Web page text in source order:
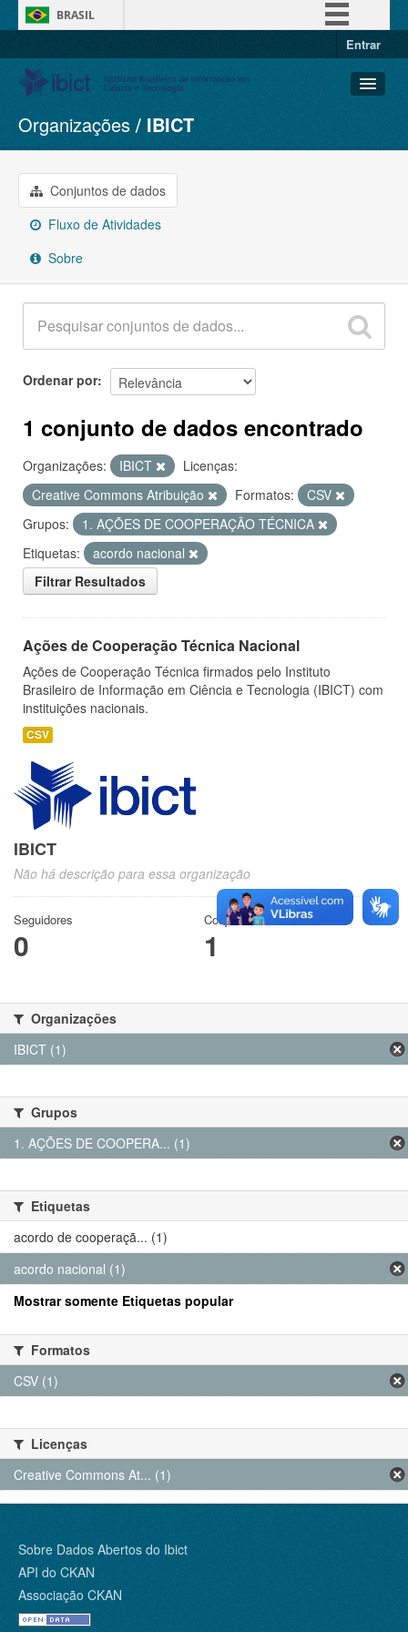
BRASIL
Entrar
Conjuntos de dados
Organizações
Grupos
Sobre
Organizações IBICT
Conjuntos de dados
Fluxo de Atividades
Sobre
Ordenar por
1 conjunto de dados encontrado
Organizações: IBICT
Licenças:
Creative Commons Atribuição
Formatos:
CSV
Grupos:
1. AÇÕES DE COOPERAÇÃO TÉCNICA
Etiquetas:
acordo nacional
Filtrar Resultados
Ações de Cooperação Técnica Nacional
Ações de Cooperação Técnica firmados pelo Instituto
Brasileiro de Informação em Ciência e Tecnologia (IBICT) com
instituições nacionais.
CSV
IBICT
Não há descrição para essa organização
Seguidores
0
Conjuntos de dados
1
Organizações
IBICT (1)
Grupos
1. AÇÕES DE COOPERA... (1)
Etiquetas
acordo de cooperaçã... (1)
acordo nacional (1)
Mostrar somente Etiquetas popular
Formatos
CSV (1)
Licenças
Creative Commons At... (1)
Sobre Dados Abertos do Ibict
API do CKAN
Associação CKAN